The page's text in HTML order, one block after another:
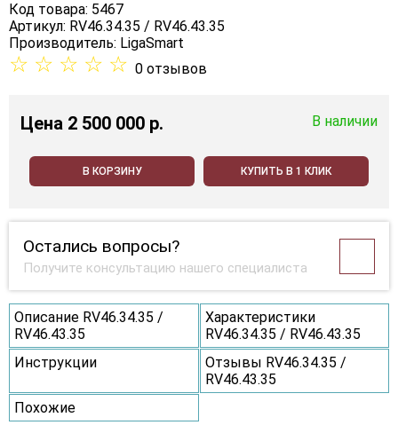
Код товара: 5467
Артикул: RV46.34.35 / RV46.43.35
Производитель: LigaSmart
☆ ☆ ☆ ☆ ☆ 0 отзывов
Цена 2 500 000 p. В наличии
В КОРЗИНУ КУПИТЬ В 1 КЛИК
Остались вопросы?
Получите консультацию нашего специалиста
Описание RV46.34.35 /
RV46.43.35
Характеристики
RV46.34.35 / RV46.43.35
Инструкции
Отзывы RV46.34.35 /
RV46.43.35
Похожие